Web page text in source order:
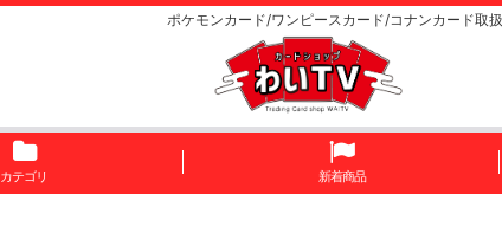
ポケモンカード/ワンピースカード/コナンカード取
カテゴリ 新着商品